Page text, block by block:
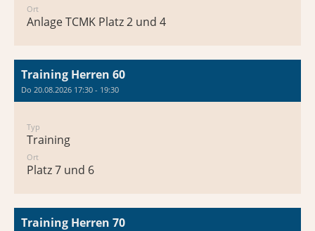
Ort
Anlage TCMK Platz 2 und 4
Training Herren 60
Do 20.08.2026 17:30 - 19:30
Typ
Training
Ort
Platz 7 und 6
Training Herren 70